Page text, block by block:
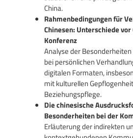
China.
Rahmenbedingungen für
Chinesen: Unterschiede
Konferenz
Analyse der
bei persönlichen
digitalen Formaten,
mit kulturellen
Beziehungspflege.
Die chinesische
Besonderheiten bei der
Erläuterung der indirekten